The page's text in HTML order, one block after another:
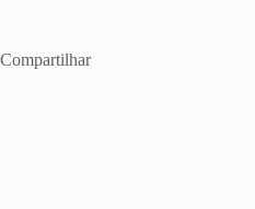
Compartilhar